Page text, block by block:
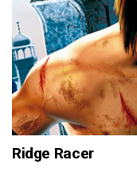
Ridge Racer